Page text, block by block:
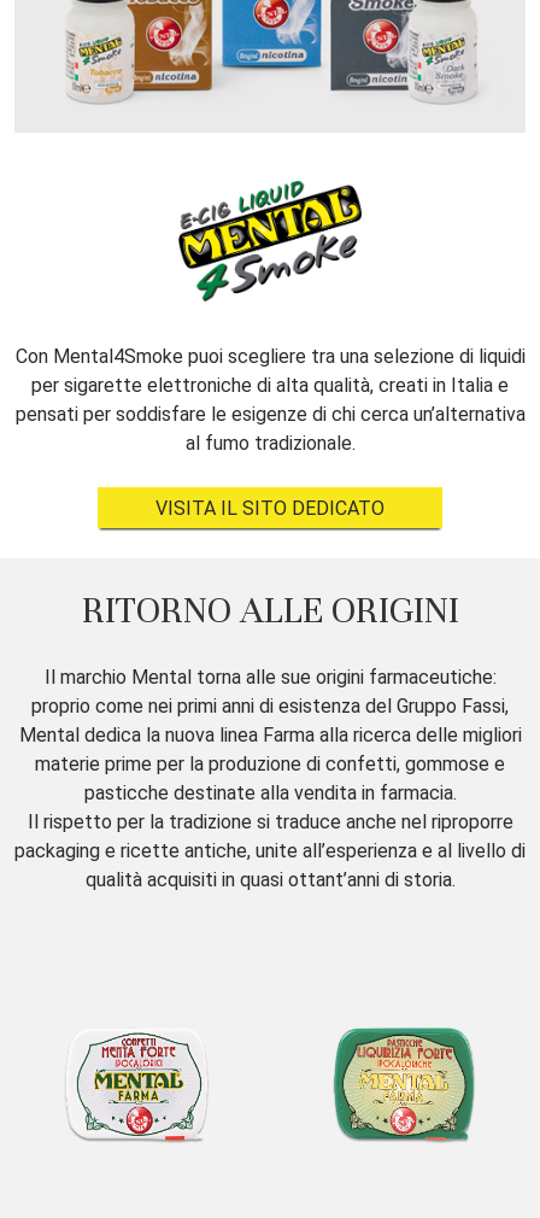
Con Mental4Smoke puoi scegliere tra una selezione di liquidi
per sigarette elettroniche di alta qualità, creati in Italia e
pensati per soddisfare le esigenze di chi cerca un’alternativa
al fumo tradizionale.
VISITA IL SITO DEDICATO
RITORNO ALLE ORIGINI
Il marchio Mental torna alle sue origini farmaceutiche:
proprio come nei primi anni di esistenza del Gruppo Fassi,
Mental dedica la nuova linea Farma alla ricerca delle migliori
materie prime per la produzione di confetti, gommose e
pasticche destinate alla vendita in farmacia.
Il rispetto per la tradizione si traduce anche nel riproporre
packaging e ricette antiche, unite all’esperienza e al livello di
qualità acquisiti in quasi ottant’anni di storia.